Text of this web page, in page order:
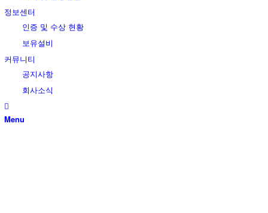
정보센터
인증 및 수상 현황
보유설비
커뮤니티
공지사항
회사소식
Menu